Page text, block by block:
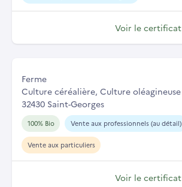
Voir le certificat
Ferme
Culture céréalière, Culture oléagineuse
32430 Saint-Georges
100% Bio Vente aux professionnels (au détail)
Vente aux particuliers
Voir le certificat